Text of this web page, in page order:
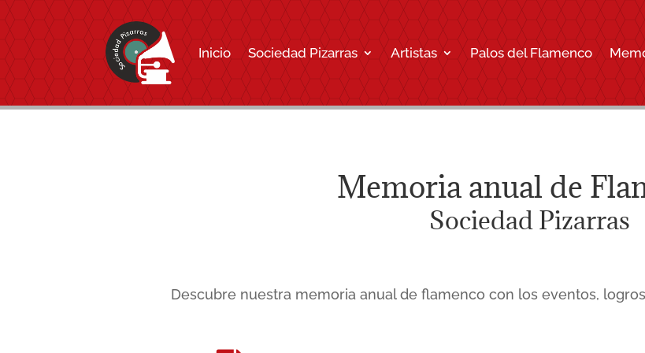
Inicio Sociedad Pizarras Artistas Palos del Flamenco
Memoria anual de
Sociedad Pizarras
Descubre nuestra memoria anual de flamenco con los eventos,